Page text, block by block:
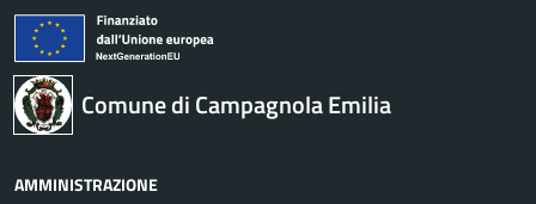
Comune di Campagnola Emilia
AMMINISTRAZIONE